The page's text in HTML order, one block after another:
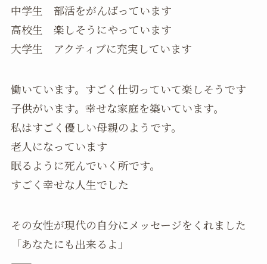
中学生 部活をがんばっています
高校生 楽しそうにやっています
大学生 アクティブに充実しています
働いています。すごく仕切っていて楽しそうです
子供がいます。幸せな家庭を築いています。
私はすごく優しい母親のようです。
老人になっています
眠るように死んでいく所です。
すごく幸せな人生でした
その女性が現代の自分にメッセージをくれました
「あなたにも出来るよ」